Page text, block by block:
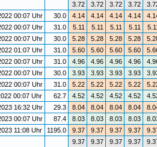
3.72
3.72 3.72 3.72
00:07 Uhr
30.0 4.14 4.14 4.14 4.14
00:07 Uhr
31.0 5.11 5.11 5.11 5.11
00:07 Uhr
30.0 5.28 5.28 5.28 5.28
01:07 Uhr
31.0 5.60 5.60 5.60 5.60
00:07 Uhr
31.0 4.96 4.96 4.96 4.96
00:07 Uhr
30.0 3.93 3.93 3.93 3.93
00:07 Uhr
31.0 5.22 5.22 5.22 5.22
00:07 Uhr
62.7 4.52 4.52 4.52 4.52
16:32 Uhr
29.3 8.04 8.04 8.04 8.04
00:07 Uhr
87.4 8.03 8.03 8.03 8.03
11:08 Uhr
1195.0 9.37 9.37 9.37 9.37
9.37
9.37 9.37 9.37